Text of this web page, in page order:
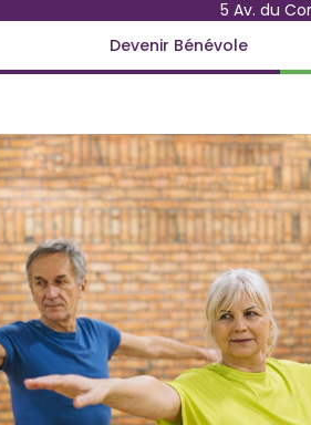
5 Av. du
Devenir Bénévole